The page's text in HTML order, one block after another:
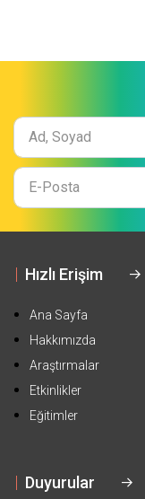
Ad
Soyad
E-
Mail
Hızlı Erişim
Ana Sayfa
Hakkımızda
Araştırmalar
Etkinlikler
Eğitimler
Duyurular